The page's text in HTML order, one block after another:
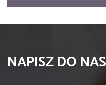
NAPISZ DO NAS